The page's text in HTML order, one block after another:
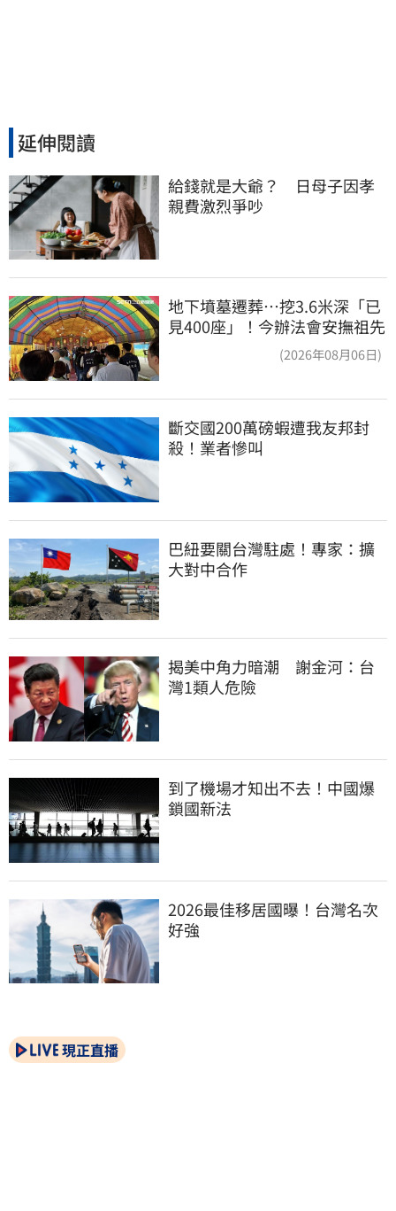
延伸閱讀
給錢就是大爺？　日母子因孝
親費激烈爭吵
地下墳墓遷葬…挖3.6米深「已
見400座」！今辦法會安撫祖先
(2026年08月06日)
斷交國200萬磅蝦遭我友邦封
殺！業者慘叫
巴紐要關台灣駐處！專家：擴
大對中合作
揭美中角力暗潮　謝金河：台
灣1類人危險
到了機場才知出不去！中國爆
鎖國新法
2026最佳移居國曝！台灣名次
好強
現正直播